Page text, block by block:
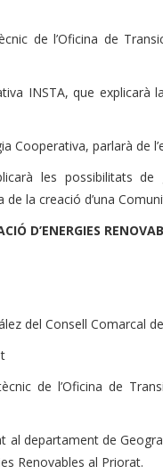
de l’Oficina de
INSTA, que
Cooperativa, parlarà de
les possibilitats
de la creació d’una
D’ENERGIES
del Consell Comarcal
de l’Oficina de
departament de
Renovables al Priorat.